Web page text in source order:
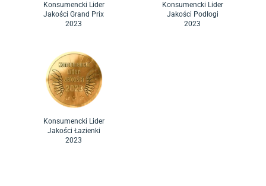
Konsumencki Lider
Jakości Grand Prix
2023
Konsumencki Lider
Jakości Podłogi
2023
Konsumencki Lider
Jakości Łazienki
2023